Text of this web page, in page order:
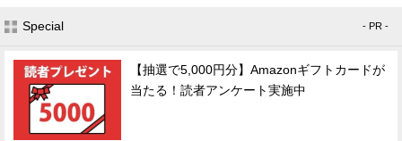
Special - PR -
【抽選で5,000円分】Amazonギフトカードが
当たる！読者アンケート実施中